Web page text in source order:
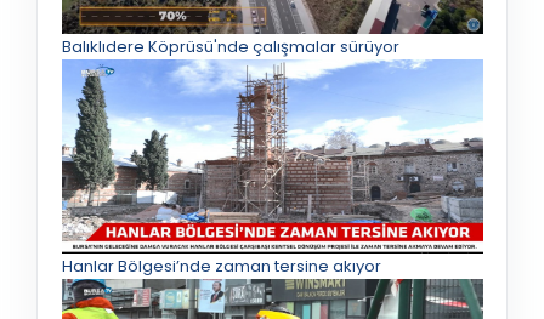
Balıklıdere Köprüsü'nde çalışmalar sürüyor
Hanlar Bölgesi’nde zaman tersine akıyor